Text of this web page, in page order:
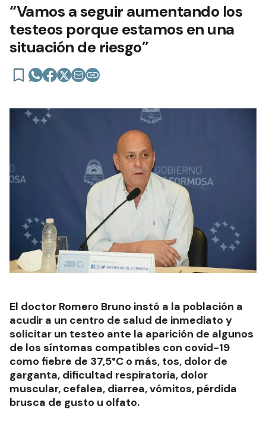
“Vamos a seguir aumentando los
testeos porque estamos en una
situación de riesgo”
El doctor Romero Bruno instó a la población a
acudir a un centro de salud de inmediato y
solicitar un testeo ante la aparición de algunos
de los síntomas compatibles con covid-19
como fiebre de 37,5°C o más, tos, dolor de
garganta, dificultad respiratoria, dolor
muscular, cefalea, diarrea, vómitos, pérdida
brusca de gusto u olfato.